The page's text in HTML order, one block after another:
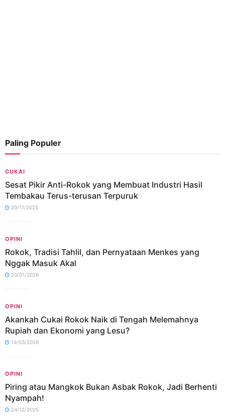
Paling Populer
CUKAI
Sesat Pikir Anti-Rokok yang Membuat Industri Hasil
Tembakau Terus-terusan Terpuruk
20/11/2025
OPINI
Rokok, Tradisi Tahlil, dan Pernyataan Menkes yang
Nggak Masuk Akal
20/01/2026
OPINI
Akankah Cukai Rokok Naik di Tengah Melemahnya
Rupiah dan Ekonomi yang Lesu?
14/03/2026
OPINI
Piring atau Mangkok Bukan Asbak Rokok, Jadi Berhenti
Nyampah!
24/12/2025